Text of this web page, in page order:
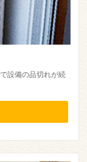
設備の品切れが続